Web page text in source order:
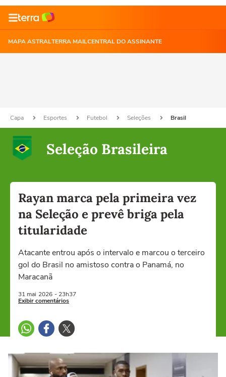
MAPA ASTRALTERRA MAILCENTRAL DO ASSINANTE
Capa Esportes Futebol Seleções Brasil
Seleção Brasileira
Rayan marca pela primeira vez
na Seleção e prevê briga pela
titularidade
Atacante entrou após o intervalo e marcou o terceiro
gol do Brasil no amistoso contra o Panamá, no
Maracanã
31 mai 2026 - 23h37
Exibir comentários